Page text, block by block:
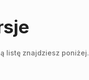
listę znajdziesz poniżej.